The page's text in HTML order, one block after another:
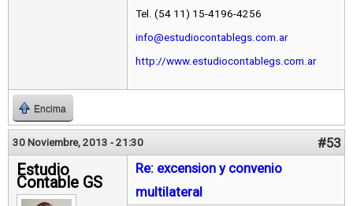
Tel. (54 11) 15-4196-4256
info@estudiocontablegs.com.ar
http://www.estudiocontablegs.com.ar
Encima
30 Noviembre, 2013 - 21:30 #53
Estudio
Contable GS
Re: excension y convenio
multilateral